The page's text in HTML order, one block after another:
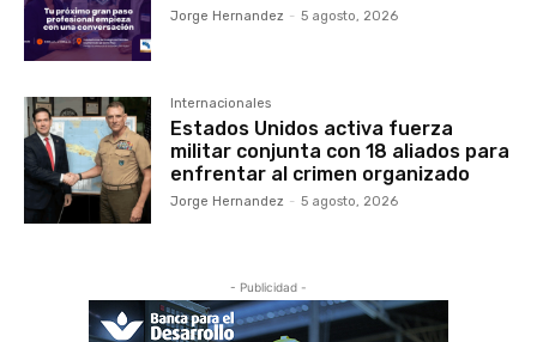
Jorge Hernandez - 5 agosto, 2026
Internacionales
Estados Unidos activa fuerza
militar conjunta con 18 aliados para
enfrentar al crimen organizado
Jorge Hernandez - 5 agosto, 2026
- Publicidad -